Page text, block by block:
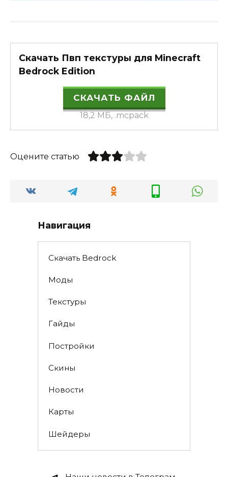
Скачать Пвп текстуры для Minecraft
Bedrock Edition
СКАЧАТЬ ФАЙЛ
18,2 МБ, .mcpack
Оцените статью
Навигация
Скачать Bedrock
Моды
Текстуры
Гайды
Постройки
Скины
Новости
Карты
Шейдеры